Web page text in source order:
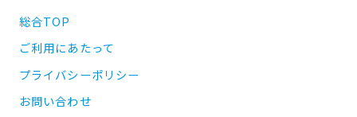
総合TOP
ご利用にあたって
プライバシーポリシー
お問い合わせ